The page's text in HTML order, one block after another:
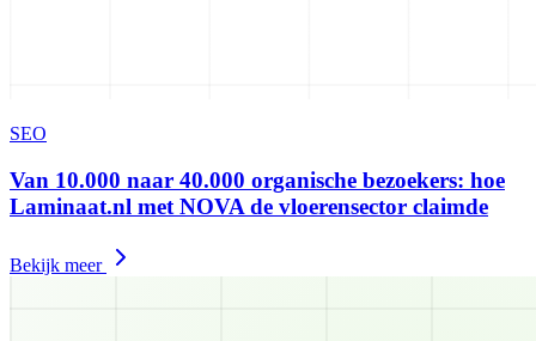
SEO
Van 10.000 naar 40.000 organische bezoekers: hoe
Laminaat.nl met NOVA de vloerensector claimde
Bekijk meer